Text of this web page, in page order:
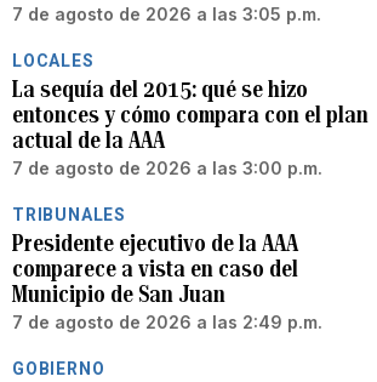
7 de agosto de 2026 a las 3:05 p.m.
LOCALES
La sequía del 2015: qué se hizo
entonces y cómo compara con el plan
actual de la AAA
7 de agosto de 2026 a las 3:00 p.m.
TRIBUNALES
Presidente ejecutivo de la AAA
comparece a vista en caso del
Municipio de San Juan
7 de agosto de 2026 a las 2:49 p.m.
GOBIERNO